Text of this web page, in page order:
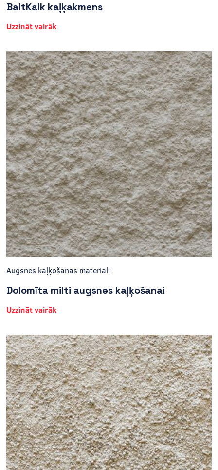
BaltKalk kaļķakmens
Uzzināt vairāk
Augsnes kaļķošanas materiāli
Dolomīta milti augsnes kaļķošanai
Uzzināt vairāk